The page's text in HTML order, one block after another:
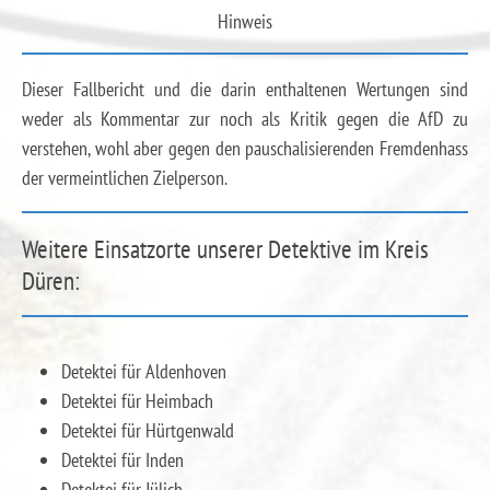
Hinweis
Dieser Fallbericht und die darin enthaltenen Wertungen sind
weder als Kommentar zur noch als Kritik gegen die AfD zu
verstehen, wohl aber gegen den pauschalisierenden Fremdenhass
der vermeintlichen Zielperson.
Weitere Einsatzorte unserer Detektive im Kreis
Düren:
Detektei für Aldenhoven
Detektei für Heimbach
Detektei für Hürtgenwald
Detektei für Inden